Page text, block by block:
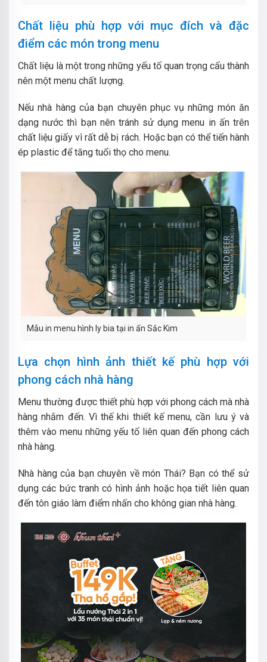
Chất liệu phù hợp với mục đích và đặc
điểm các món trong menu
Chất liệu là một trong những yếu tố quan trọng cấu thành
nên một menu chất lượng.
Nếu nhà hàng của bạn chuyên phục vụ những món ăn
dạng nước thì bạn nên tránh sử dụng menu in ấn trên
chất liệu giấy vì rất dễ bị rách. Hoặc bạn có thể tiến hành
ép plastic để tăng tuổi thọ cho menu.
Mẫu in menu hình ly bia tại in ấn Sắc Kim
Lựa chọn hình ảnh thiết kế phù hợp với
phong cách nhà hàng
Menu thường được thiết phù hợp với phong cách mà nhà
hàng nhắm đến. Vì thế khi thiết kế menu, cần lưu ý và
thêm vào menu những yếu tố liên quan đến phong cách
nhà hàng.
Nhà hàng của bạn chuyên về món Thái? Bạn có thể sử
dụng các bức tranh có hình ảnh hoặc họa tiết liên quan
đến tôn giáo làm điểm nhấn cho không gian nhà hàng.